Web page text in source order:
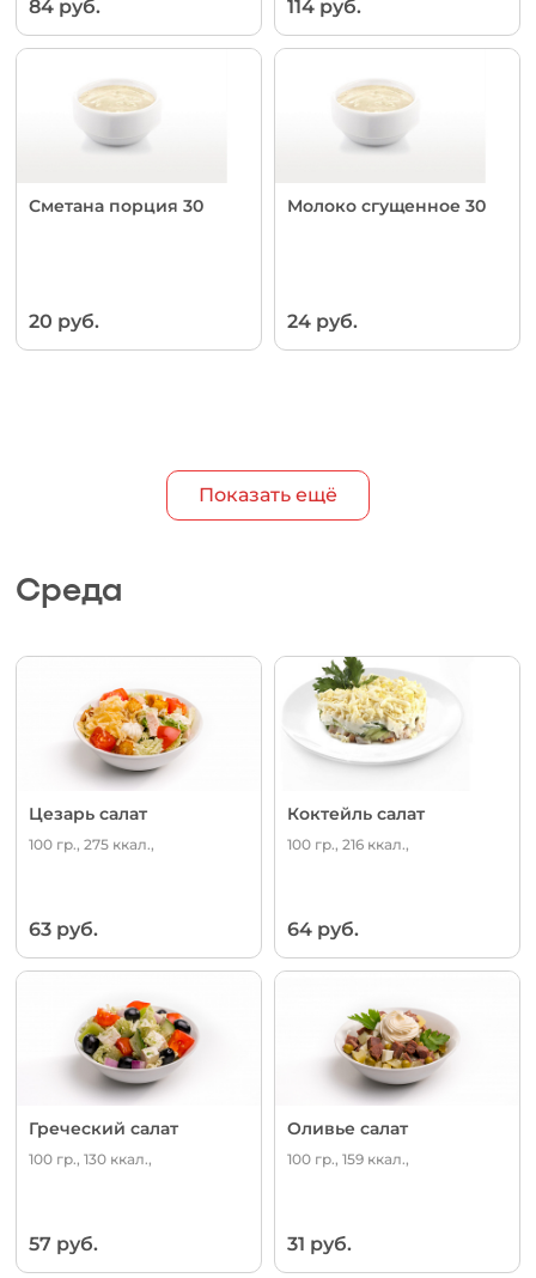
84 руб. 114 руб.
Сметана порция 30
20 руб.
Молоко сгущенное 30
24 руб.
Показать ещё
Среда
Цезарь салат
100 гр., 275 ккал.,
63 руб.
Коктейль салат
100 гр., 216 ккал.,
64 руб.
Греческий салат
100 гр., 130 ккал.,
57 руб.
Оливье салат
100 гр., 159 ккал.,
31 руб.